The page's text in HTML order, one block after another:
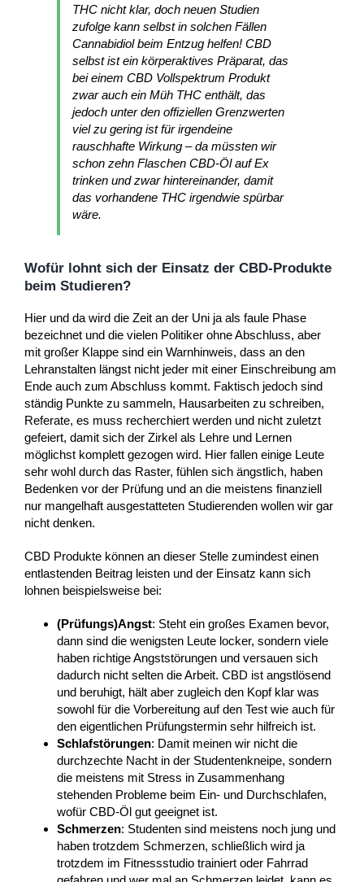
THC nicht klar, doch neuen Studien
zufolge kann selbst in solchen Fällen
Cannabidiol beim Entzug helfen! CBD
selbst ist ein körperaktives Präparat, das
bei einem CBD Vollspektrum Produkt
zwar auch ein Müh THC enthält, das
jedoch unter den offiziellen Grenzwerten
viel zu gering ist für irgendeine
rauschhafte Wirkung – da müssten wir
schon zehn Flaschen CBD-Öl auf Ex
trinken und zwar hintereinander, damit
das vorhandene THC irgendwie spürbar
wäre.
Wofür lohnt sich der Einsatz der CBD-Produkte
beim Studieren?
Hier und da wird die Zeit an der Uni ja als faule Phase
bezeichnet und die vielen Politiker ohne Abschluss, aber
mit großer Klappe sind ein Warnhinweis, dass an den
Lehranstalten längst nicht jeder mit einer Einschreibung am
Ende auch zum Abschluss kommt. Faktisch jedoch sind
ständig Punkte zu sammeln, Hausarbeiten zu schreiben,
Referate, es muss recherchiert werden und nicht zuletzt
gefeiert, damit sich der Zirkel als Lehre und Lernen
möglichst komplett gezogen wird. Hier fallen einige Leute
sehr wohl durch das Raster, fühlen sich ängstlich, haben
Bedenken vor der Prüfung und an die meistens finanziell
nur mangelhaft ausgestatteten Studierenden wollen wir gar
nicht denken.
CBD Produkte können an dieser Stelle zumindest einen
entlastenden Beitrag leisten und der Einsatz kann sich
lohnen beispielsweise bei:
(Prüfungs)Angst: Steht ein großes Examen bevor,
dann sind die wenigsten Leute locker, sondern viele
haben richtige Angststörungen und versauen sich
dadurch nicht selten die Arbeit. CBD ist angstlösend
und beruhigt, hält aber zugleich den Kopf klar was
sowohl für die Vorbereitung auf den Test wie auch für
den eigentlichen Prüfungstermin sehr hilfreich ist.
Schlafstörungen: Damit meinen wir nicht die
durchzechte Nacht in der Studentenkneipe, sondern
die meistens mit Stress in Zusammenhang
stehenden Probleme beim Ein- und Durchschlafen,
wofür CBD-Öl gut geeignet ist.
Schmerzen: Studenten sind meistens noch jung und
haben trotzdem Schmerzen, schließlich wird ja
trotzdem im Fitnessstudio trainiert oder Fahrrad